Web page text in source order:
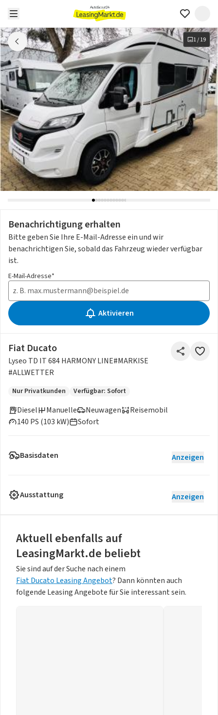
1/19
Benachrichtigung erhalten
Bitte geben Sie Ihre E-Mail-Adresse ein und wir
benachrichtigen Sie, sobald das Fahrzeug wieder verfügbar
ist.
E-Mail-Adresse*
Aktivieren
Fiat Ducato
Lyseo TD IT 684 HARMONY LINE#MARKISE
#ALLWETTER
Nur Privatkunden Verfügbar: Sofort
Diesel
Neuwagen
140 PS (103 kW)
Manuelle
Reisemobil
Sofort
Basisdaten Anzeigen
Ausstattung Anzeigen
Aktuell ebenfalls auf
LeasingMarkt.de beliebt
Sie sind auf der Suche nach einem
Fiat Ducato Leasing Angebot? Dann könnten auch
folgende Leasing Angebote für Sie interessant sein.